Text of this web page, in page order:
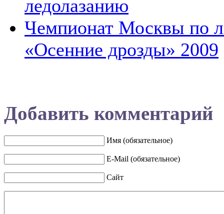
ледолазанию
Чемпионат Москвы по
«Осенние дрозды» 2009
Добавить комментарий
Имя (обязательное)
E-Mail (обязательное)
Сайт